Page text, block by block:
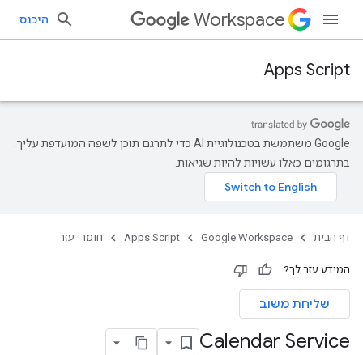
Workspace היכנס
Apps Script
‫Google משתמשת בטכנולוגיית AI כדי לתרגם תוכן לשפה המועדפת עליך.
בתרגומים כאלו עשויות להיות שגיאות.
דף הבית Google Workspace
Apps Script חומרי עזר
המידע עזר לך?
שליחת משוב
Calendar Service